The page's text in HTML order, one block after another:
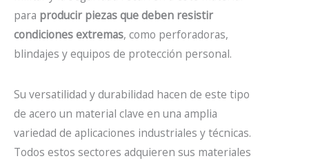
para producir piezas que deben resistir
condiciones extremas, como perforadoras,
blindajes y equipos de protección personal.
Su versatilidad y durabilidad hacen de este tipo
de acero un material clave en una amplia
variedad de aplicaciones industriales y técnicas.
Todos estos sectores adquieren sus materiales